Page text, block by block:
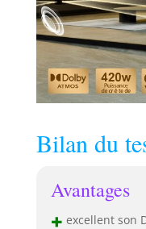
Bilan du
Avantages
+ excellent son